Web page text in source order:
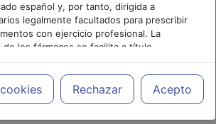
español y, por tanto, dirigida a
legalmente facultados para prescribir
con ejercicio profesional. La
de los fármacos se facilita a título
siendo responsabilidad de los
prescribir medicamentos y decidir, en
el tratamiento más adecuado a las
Rechazar Acepto